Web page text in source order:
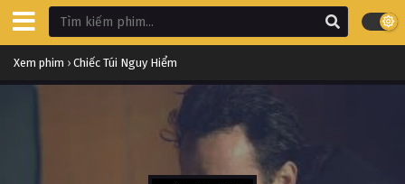
Xem phim › Chiếc Túi Nguy Hiểm